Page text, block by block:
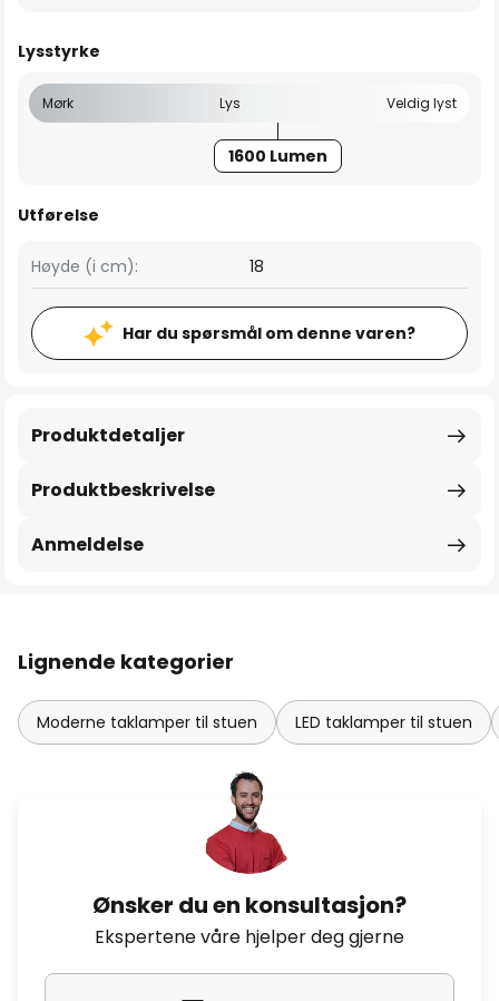
Lysstyrke
Mørk Lys Veldig lyst
1600 Lumen
Utførelse
Høyde (i cm): 18
Har du spørsmål om denne varen?
Produktbeskrivelse
Produktdetaljer
Anmeldelse
Lignende kategorier
Moderne taklamper til stuen LED taklamper til stuen
Ønsker du en konsultasjon?
Ekspertene våre hjelper deg gjerne